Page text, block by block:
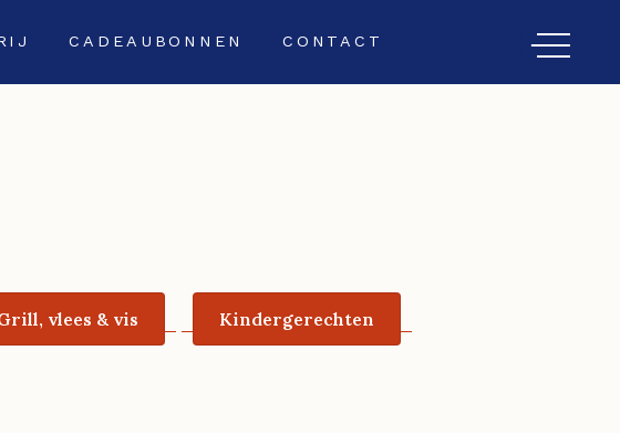
CADEAUBONNEN CONTACT
vlees & vis Kindergerechten